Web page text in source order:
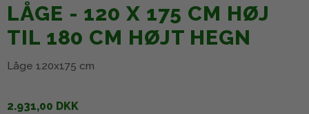
LÅGE - 120 X 175 CM HØJ
TIL 180 CM HØJT HEGN
Låge 120x175 cm
2.931,00 DKK